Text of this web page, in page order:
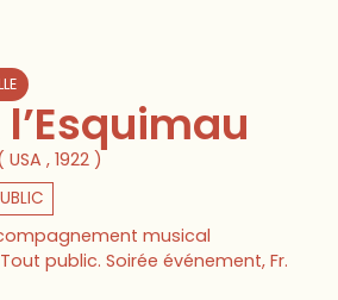
, 1922 )
musical
public. Soirée événement, Fr.